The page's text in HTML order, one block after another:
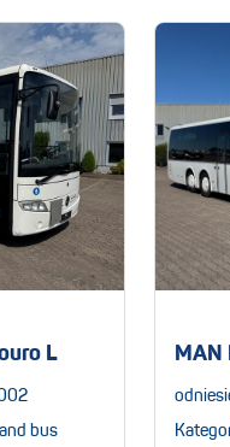
L
bus
MAN